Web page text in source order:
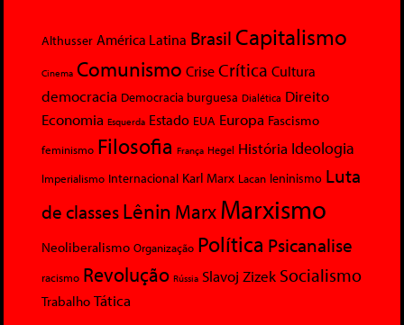
Althusser América Latina Brasil Capitalismo
Cinema Comunismo Crise Crítica Cultura
democracia Democracia burguesa Dialética Direito
Economia Esquerda Estado EUA Europa Fascismo
feminismo Filosofia França Hegel História Ideologia
Imperialismo Internacional Karl Marx Lacan leninismo Luta
de classesLênin MarxMarxismo
Neoliberalismo Organização Política Psicanalise
racismo Revolução Rússia Slavoj Zizek Socialismo
Trabalho Tática